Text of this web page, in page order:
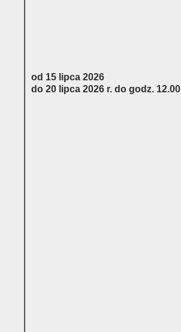
od 15 lipca 2026
do 20 lipca 2026 r. do godz. 12.00